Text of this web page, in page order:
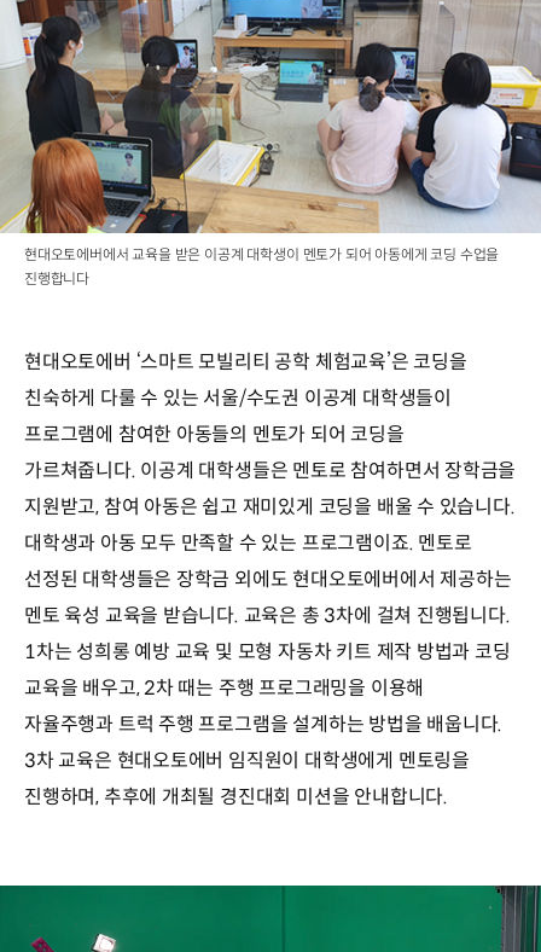
현대오토에버에서 교육을 받은 이공계 대학생이 멘토가 되어 아동에게 코딩 수업을
진행합니다
현대오토에버 ‘스마트 모빌리티 공학 체험교육’은 코딩을
친숙하게 다룰 수 있는 서울/수도권 이공계 대학생들이
프로그램에 참여한 아동들의 멘토가 되어 코딩을
가르쳐줍니다. 이공계 대학생들은 멘토로 참여하면서 장학금을
지원받고, 참여 아동은 쉽고 재미있게 코딩을 배울 수 있습니다.
대학생과 아동 모두 만족할 수 있는 프로그램이죠. 멘토로
선정된 대학생들은 장학금 외에도 현대오토에버에서 제공하는
멘토 육성 교육을 받습니다. 교육은 총 3차에 걸쳐 진행됩니다.
1차는 성희롱 예방 교육 및 모형 자동차 키트 제작 방법과 코딩
교육을 배우고, 2차 때는 주행 프로그래밍을 이용해
자율주행과 트럭 주행 프로그램을 설계하는 방법을 배웁니다.
3차 교육은 현대오토에버 임직원이 대학생에게 멘토링을
진행하며, 추후에 개최될 경진대회 미션을 안내합니다.